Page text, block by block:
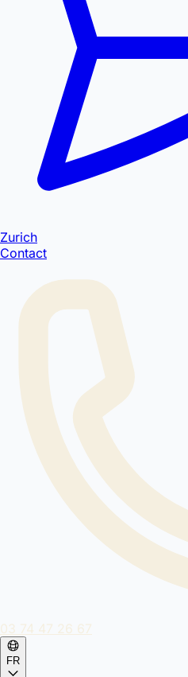
Zurich
Contact
03 74 47 26 67
FR